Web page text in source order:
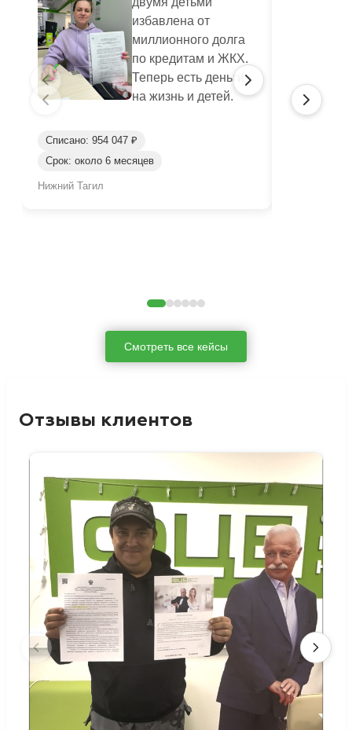
избавлена от
миллионного долга
по кредитам и ЖКХ.
Теперь есть деньги
на жизнь и детей.
Списано: 954 047 ₽
Срок: около 6 месяцев
Нижний Тагил
Смотреть все кейсы
Отзывы клиентов